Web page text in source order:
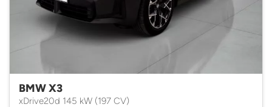
BMW X3
xDrive20d 145 kW (197 CV)